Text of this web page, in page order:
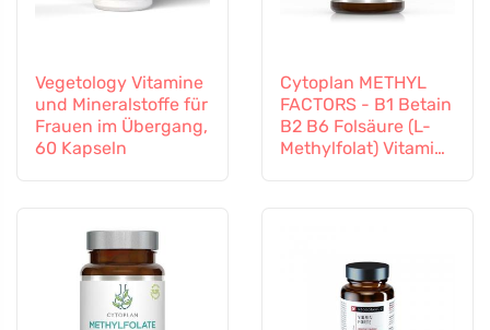
Vegetology Vitamine
und Mineralstoffe für
Frauen im Übergang,
60 Kapseln
Cytoplan METHYL
FACTORS - B1 Betain
B2 B6 Folsäure (L-
Methylfolat) Vitamin